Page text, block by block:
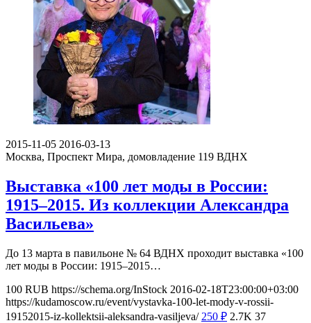
2015-11-05 2016-03-13
Москва, Проспект Мира, домовладение 119 ВДНХ
Выставка «100 лет моды в России:
1915–2015. Из коллекции Александра
Васильева»
До 13 марта в павильоне № 64 ВДНХ проходит выставка «100
лет моды в России: 1915–2015…
100 RUB https://schema.org/InStock 2016-02-18T23:00:00+03:00
https://kudamoscow.ru/event/vystavka-100-let-mody-v-rossii-
19152015-iz-kollektsii-aleksandra-vasiljeva/ 250 ₽ 2.7K 37